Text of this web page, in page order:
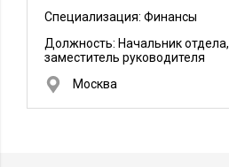
Специализация: Финансы
Должность: Начальник отдела,
заместитель руководителя
Москва